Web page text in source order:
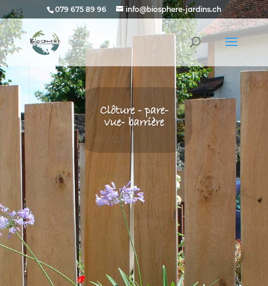
079 675 89 96 info@biosphere-jardins.ch
Clôture - pare-
vue- barrière